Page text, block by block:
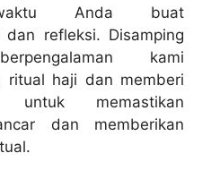
waktu Anda buat
refleksi. Disamping
kami
ritual haji dan memberi
untuk memastikan
dan memberikan